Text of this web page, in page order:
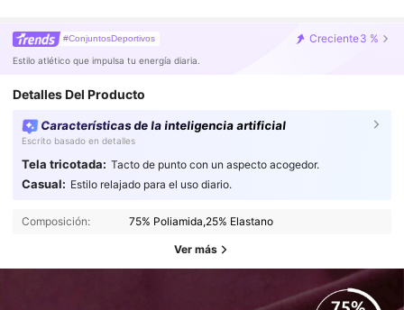
#ConjuntosDeportivos Creciente3 %
Estilo atlético que impulsa tu energía diaria.
Detalles Del Producto
Características de la inteligencia artificial
Escrito basado en detalles
Tela tricotada: Tacto de punto con un aspecto acogedor.
Casual: Estilo relajado para el uso diario.
Composición: 75% Poliamida,25% Elastano
Ver más